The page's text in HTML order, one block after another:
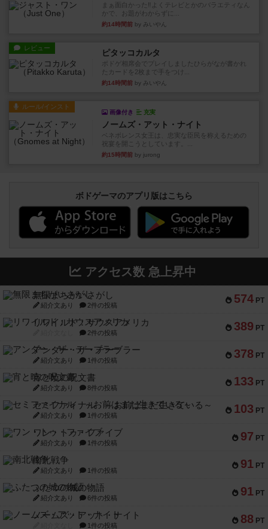
まぁ面白かった‼️よくテレビとかのバラエティなん
かで、お題がわからずに...
約14時間前 by みいやん
レビュー ピタッコカルタ
ボドゲ相席会でプレイしましたひらがなが書かれ
たカードを2枚まで手をつけ...
約14時間前 by みいやん
ルール/インスト
画像付き 充実
ノームズ・アット・ナイト
ベネボレンス女王は、忠実な臣民を称えるための
祝宴を開こうとしています。...
約15時間前 by jurong
ボドゲーマのアプリ版はこちら
アクセス数 急上昇中
574 PT
無限まちがいさがし
紹介文あり 2件の投稿
389 PT
リワイルド：サウスアメリカ
2件の投稿
378 PT
アンダー・ザ・テーブラー
紹介文あり 1件の投稿
133 PT
宵と暁の呪文書
紹介文あり 8件の投稿
103 PT
セミファイナル ～お前はまだ生きている～
紹介文あり 1件の投稿
97 PT
ワン・トゥ・ファイブ
紹介文あり 1件の投稿
91 PT
南北戦争
紹介文あり 1件の投稿
91 PT
ふたつの城の物語
紹介文あり 6件の投稿
88 PT
ノームズ・アット・ナイト
1件の投稿